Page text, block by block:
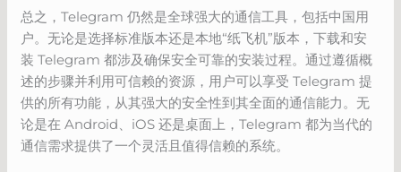
总之，Telegram 仍然是全球强大的通信工具，包括中国用
户。无论是选择标准版本还是本地“纸飞机”版本，下载和安
装 Telegram 都涉及确保安全可靠的安装过程。通过遵循概
述的步骤并利用可信赖的资源，用户可以享受 Telegram 提
供的所有功能，从其强大的安全性到其全面的通信能力。无
论是在 Android、iOS 还是桌面上，Telegram 都为当代的
通信需求提供了一个灵活且值得信赖的系统。